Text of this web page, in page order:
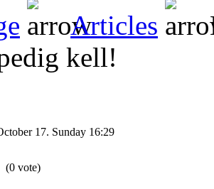
Articles
kell!
17. Sunday 16:29
(0 vote)